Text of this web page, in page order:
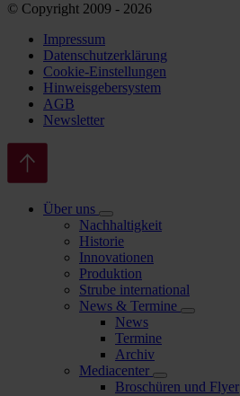
© Copyright 2009 - 2026
Impressum
Datenschutzerklärung
Cookie-Einstellungen
Hinweisgebersystem
AGB
Newsletter
Über uns
Nachhaltigkeit
Historie
Innovationen
Produktion
Strube international
News & Termine
News
Termine
Archiv
Mediacenter
Broschüren und Flyer